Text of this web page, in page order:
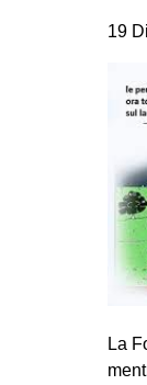
19
La